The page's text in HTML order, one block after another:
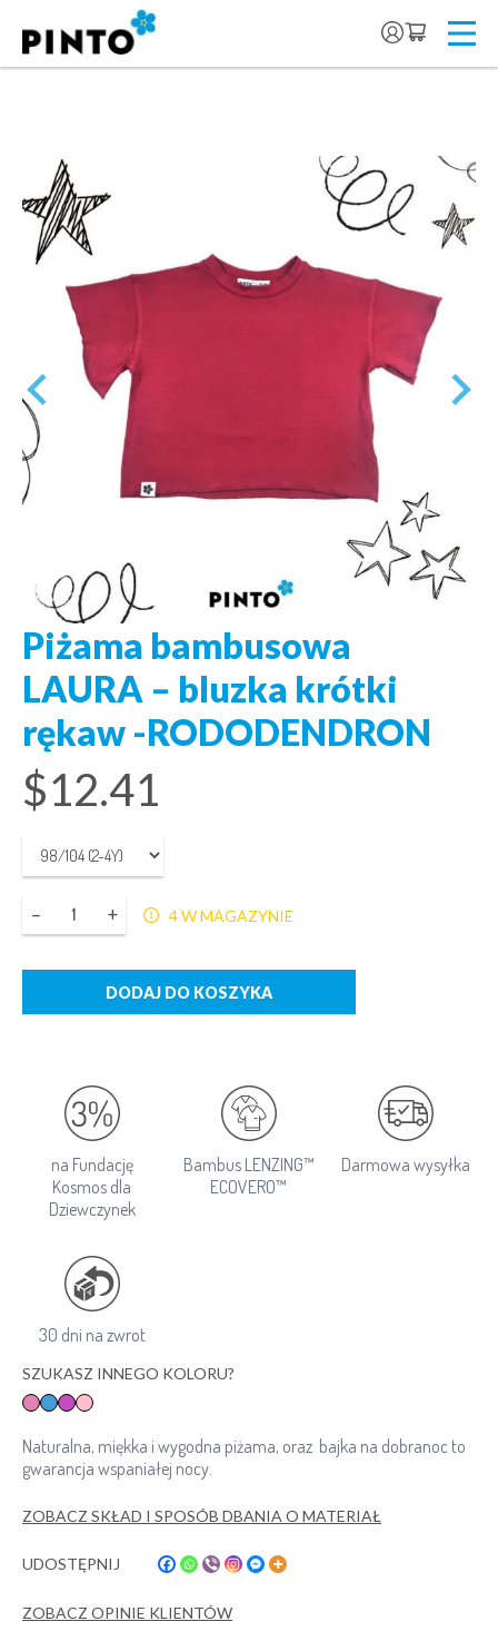
Piżama bambusowa
LAURA – bluzka krótki
rękaw -RODODENDRON
$12.41
4 W MAGAZYNIE
DODAJ DO KOSZYKA
na Fundację
Kosmos dla
Dziewczynek
Bambus LENZING™
ECOVERO™
Darmowa wysyłka
30 dni na zwrot
SZUKASZ INNEGO KOLORU?
Naturalna, miękka i wygodna piżama, oraz bajka na dobranoc to
gwarancja wspaniałej nocy.
ZOBACZ SKŁAD I SPOSÓB DBANIA O MATERIAŁ
UDOSTĘPNIJ
ZOBACZ OPINIE KLIENTÓW